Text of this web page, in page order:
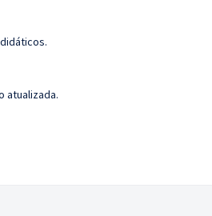
atualizada.